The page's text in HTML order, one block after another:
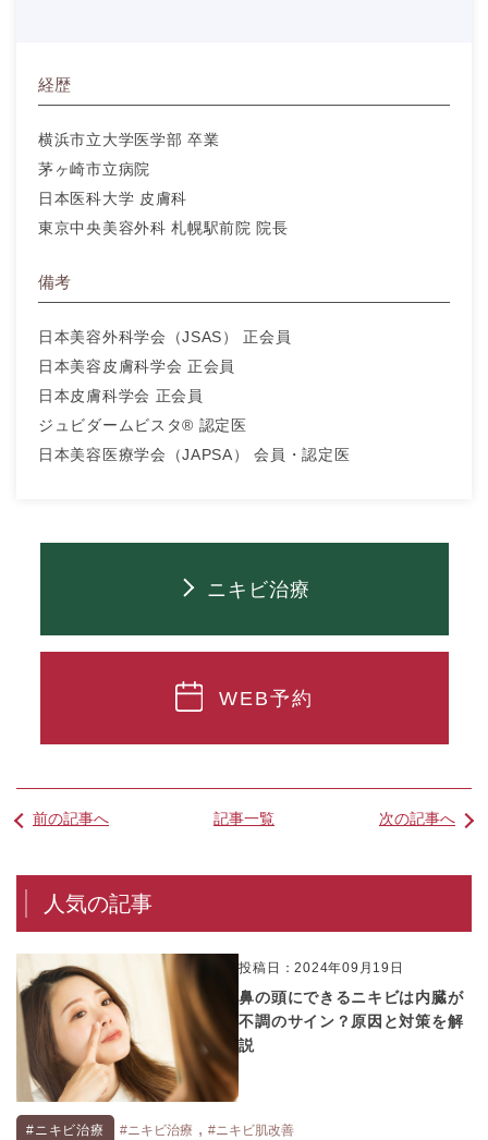
経歴
横浜市立大学医学部 卒業
茅ヶ崎市立病院
日本医科大学 皮膚科
東京中央美容外科 札幌駅前院 院長
備考
日本美容外科学会（JSAS） 正会員
日本美容皮膚科学会 正会員
日本皮膚科学会 正会員
ジュビダームビスタ® 認定医
日本美容医療学会（JAPSA） 会員・認定医
ニキビ治療
WEB予約
前の記事へ 記事一覧 次の記事へ
人気の記事
投稿日：2024年09月19日
鼻の頭にできるニキビは内臓が
不調のサイン？原因と対策を解
説
#ニキビ治療 #ニキビ治療 , #ニキビ肌改善